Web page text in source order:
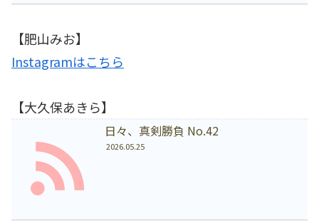
【肥山みお】
Instagramはこちら
【大久保あきら】
日々、真剣勝負 No.42
2026.05.25